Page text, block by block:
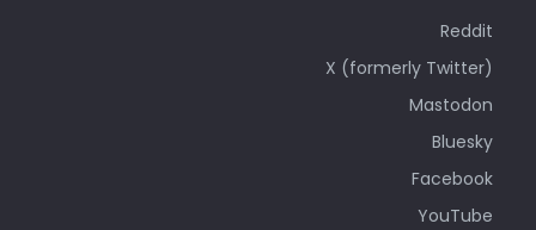
Reddit
X (formerly Twitter)
Mastodon
Bluesky
Facebook
YouTube